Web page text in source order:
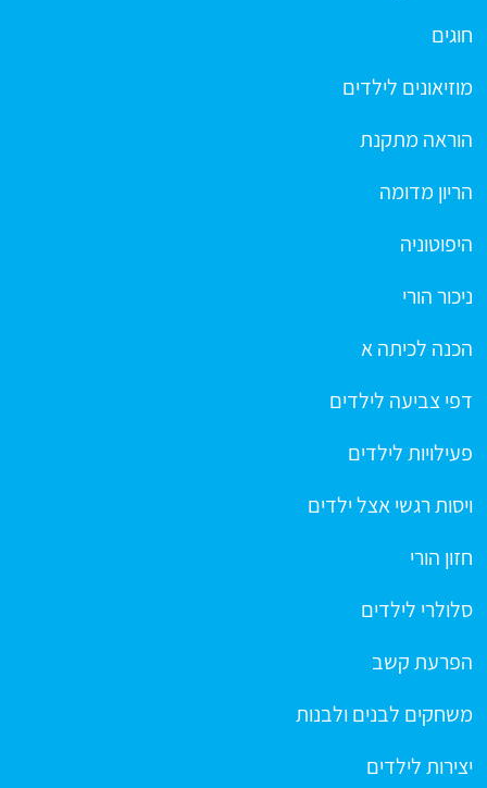
חוגים
מוזיאונים לילדים
הוראה מתקנת
הריון מדומה
היפוטוניה
ניכור הורי
הכנה לכיתה א
דפי צביעה לילדים
פעילויות לילדים
ויסות רגשי אצל ילדים
חזון הורי
סלולרי לילדים
הפרעת קשב
משחקים לבנים ולבנות
יצירות לילדים